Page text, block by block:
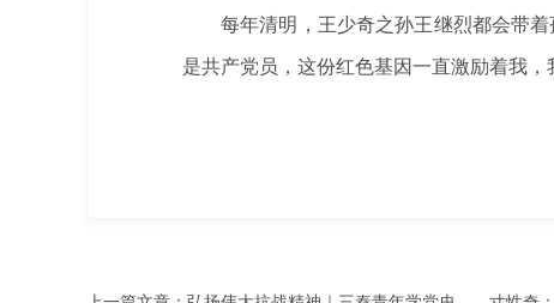
每年清明，王少奇之孙王继烈都会带
是共产党员，这份红色基因一直激励着我